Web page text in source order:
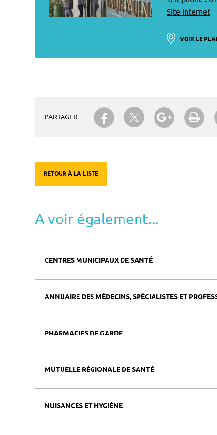
Site internet
VOIR LE
PARTAGER
Partager sur Facebook
Partager sur Twitter
Partager
RETOUR À LA LISTE
A voir également...
CENTRES MUNICIPAUX DE SANTÉ
ANNUAIRE DES MÉDECINS, SPÉCIALISTES ET
PHARMACIES DE GARDE
MUTUELLE RÉGIONALE DE SANTÉ
NUISANCES ET HYGIÈNE